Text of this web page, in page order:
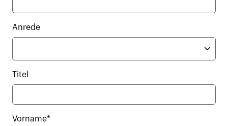
Anrede
Titel
Vorname*